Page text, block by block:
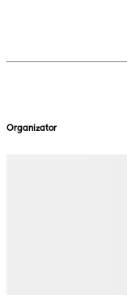
Organizator